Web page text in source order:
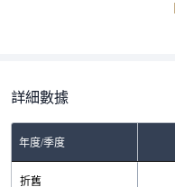
詳細數據
年度/季度
折舊